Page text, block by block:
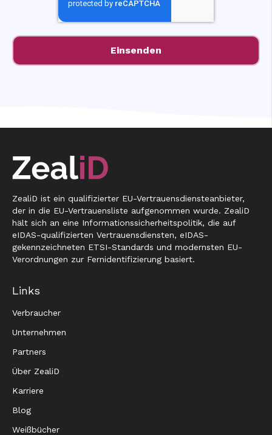
ZealiD ist ein qualifizierter EU-Vertrauensdiensteanbieter,
der in die EU-Vertrauensliste aufgenommen wurde. ZealiD
hält sich an eine Informationssicherheitspolitik, die auf
eIDAS-qualifizierten Vertrauensdiensten, eIDAS-
gekennzeichneten ETSI-Standards und modernsten EU-
Verordnungen zur Fernidentifizierung basiert.
Links
Verbraucher
Unternehmen
Partners
Über ZealiD
Karriere
Blog
Weißbücher